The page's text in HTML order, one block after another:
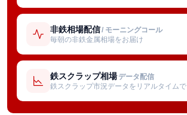
非鉄相場配信/ モーニングコール
毎朝の非鉄金属相場をお届け
鉄スクラップ相場 データ配信
鉄スクラップ市況データをリアルタイムで